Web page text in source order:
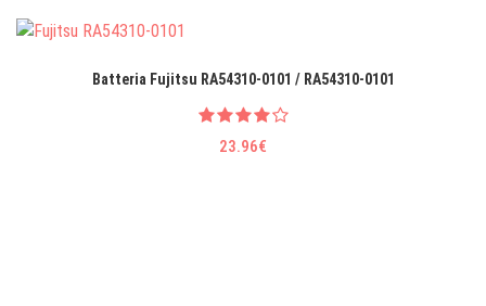
Batteria Fujitsu RA54310-0101 / RA54310-0101
23.96€